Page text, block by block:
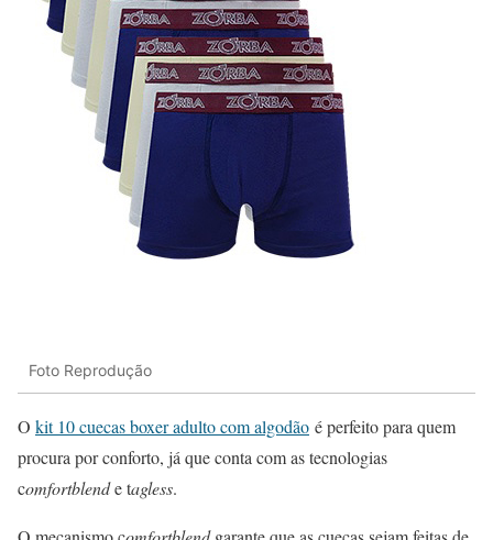
Foto Reprodução
O kit 10 cuecas boxer adulto com algodão é perfeito para quem
procura por conforto, já que conta com as tecnologias
comfortblende tagless.